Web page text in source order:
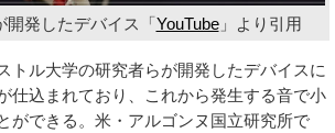
開発したデバイス「YouTube」より引用
トル大学の研究者らが開発したデバイスに
仕込まれており、これから発生する音で小
ができる。米・アルゴンヌ国立研究所で